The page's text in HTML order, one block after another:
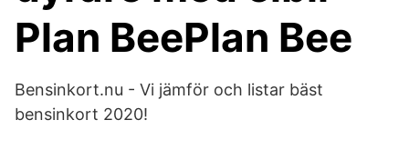
Plan BeePlan Bee
Bensinkort.nu - Vi jämför och listar bäst
bensinkort 2020!